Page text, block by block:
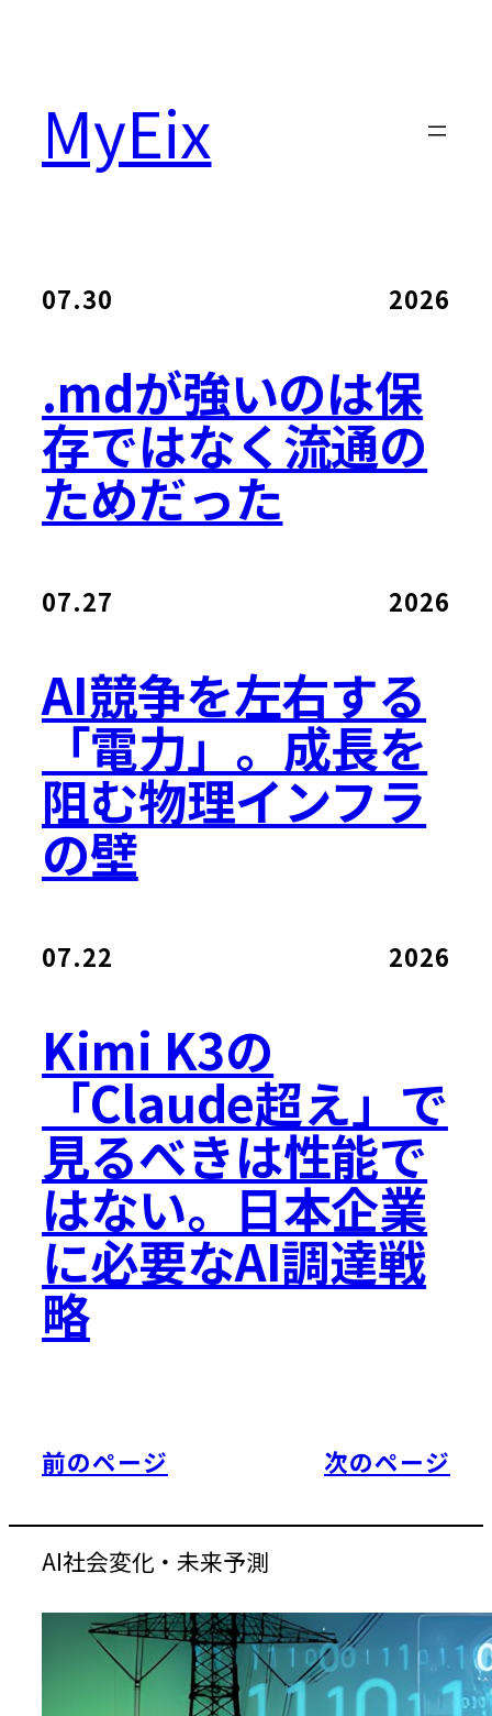
MyEix
07.30 2026
.mdが強いのは保
存ではなく流通の
ためだった
07.27 2026
AI競争を左右する
「電力」。成長を
阻む物理インフラ
の壁
07.22 2026
Kimi K3の
「Claude超え」で
見るべきは性能で
はない。日本企業
に必要なAI調達戦
略
前のページ 次のページ
AI社会変化・未来予測